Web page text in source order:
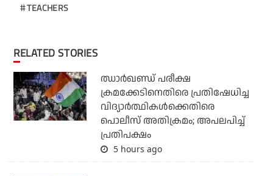
TEACHERS
RELATED STORIES
ഝാര്‍ഖണ്ഡ് പരീക്ഷ
ക്രമക്കേടിനെതിരെ പ്രതിഷേധിച്ച
വിദ്യാര്‍ത്ഥികള്‍ക്കെതിരെ
പൊലീസ് അതിക്രമം; അപലപിച്ച്
പ്രതിപക്ഷം
5 hours ago